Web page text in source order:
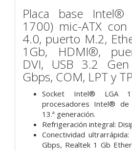
Placa base Intel®
1700) mic-ATX con
4.0, puerto M.2,
1Gb, HDMI®,
DVI, USB 3.2
Gbps, COM, LPT y
Socket Intel® LGA
procesadores Intel® de
13.ª generación.
Refrigeración integral:
Conectividad
Gbps, Realtek 1 Gb